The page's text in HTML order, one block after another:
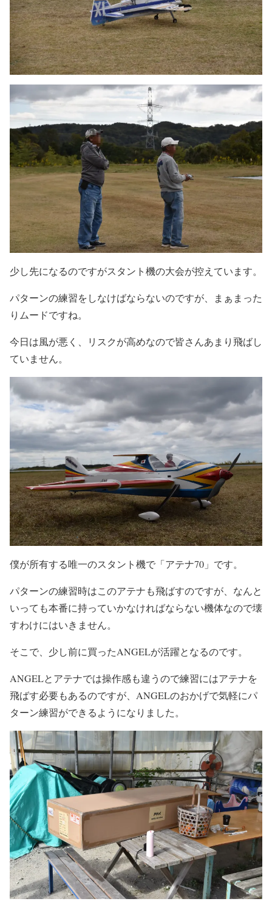
少し先になるのですがスタント機の大会が控えています。
パターンの練習をしなけばならないのですが、まぁまった
りムードですね。
今日は風が悪く、リスクが高めなので皆さんあまり飛ばし
ていません。
僕が所有する唯一のスタント機で「アテナ70」です。
パターンの練習時はこのアテナも飛ばすのですが、なんと
いっても本番に持っていかなければならない機体なので壊
すわけにはいきません。
そこで、少し前に買ったANGELが活躍となるのです。
ANGELとアテナでは操作感も違うので練習にはアテナを
飛ばす必要もあるのですが、ANGELのおかげで気軽にパ
ターン練習ができるようになりました。